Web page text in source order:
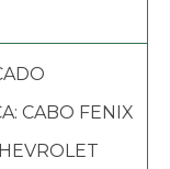
CABO FENIX